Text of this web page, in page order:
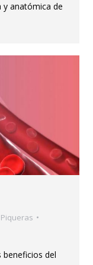
y anatómica de
beneficios del